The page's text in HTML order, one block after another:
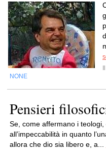
NONE
Pensieri
Se, come affermano i
all’impeccabilità in quanto
allora che dio sia libero e, a...